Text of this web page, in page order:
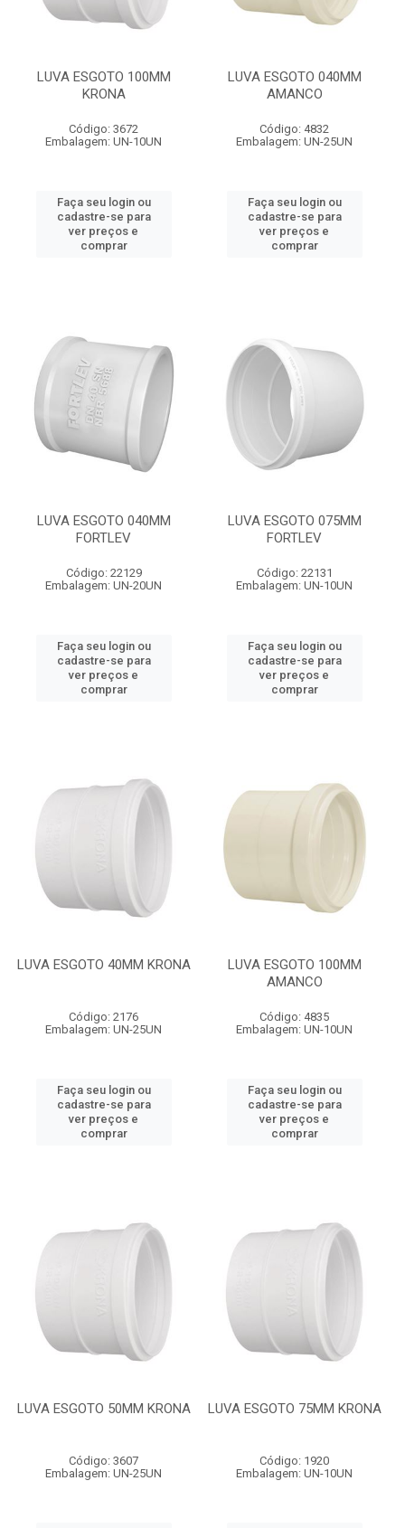
LUVA ESGOTO 100MM
KRONA
Código: 3672
Embalagem: UN-10UN
Faça seu login ou
cadastre-se para
ver preços e
comprar
LUVA ESGOTO 040MM
AMANCO
Código: 4832
Embalagem: UN-25UN
Faça seu login ou
cadastre-se para
ver preços e
comprar
LUVA ESGOTO 040MM
FORTLEV
Código: 22129
Embalagem: UN-20UN
Faça seu login ou
cadastre-se para
ver preços e
comprar
LUVA ESGOTO 075MM
FORTLEV
Código: 22131
Embalagem: UN-10UN
Faça seu login ou
cadastre-se para
ver preços e
comprar
LUVA ESGOTO 40MM KRONA
Código: 2176
Embalagem: UN-25UN
Faça seu login ou
cadastre-se para
ver preços e
comprar
LUVA ESGOTO 100MM
AMANCO
Código: 4835
Embalagem: UN-10UN
Faça seu login ou
cadastre-se para
ver preços e
comprar
LUVA ESGOTO 50MM KRONA
Código: 3607
Embalagem: UN-25UN
LUVA ESGOTO 75MM KRONA
Código: 1920
Embalagem: UN-10UN